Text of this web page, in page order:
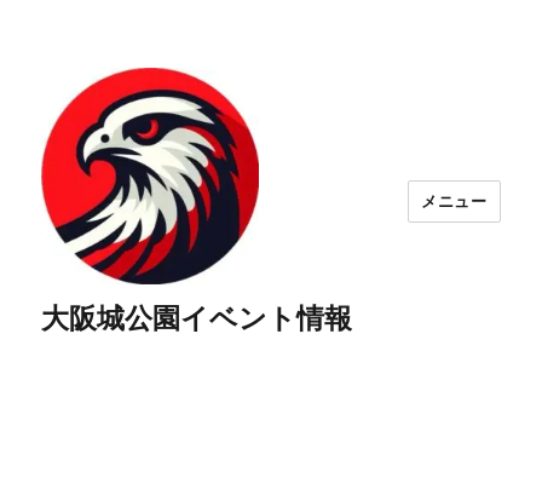
大阪城公園イベント情報
メニュー